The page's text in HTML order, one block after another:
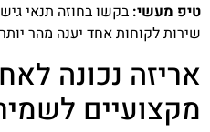
טיפ מעשי: בקשו בחוזה תנאי
שירות לקוחות אחד יענה מהר
אריזה נכונה
מקצועיים